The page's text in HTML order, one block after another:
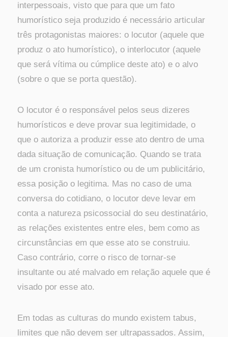
interpessoais, visto que para que um fato
humorístico seja produzido é necessário articular
três protagonistas maiores: o locutor (aquele que
produz o ato humorístico), o interlocutor (aquele
que será vítima ou cúmplice deste ato) e o alvo
(sobre o que se porta questão).
O locutor é o responsável pelos seus dizeres
humorísticos e deve provar sua legitimidade, o
que o autoriza a produzir esse ato dentro de uma
dada situação de comunicação. Quando se trata
de um cronista humorístico ou de um publicitário,
essa posição o legitima. Mas no caso de uma
conversa do cotidiano, o locutor deve levar em
conta a natureza psicossocial do seu destinatário,
as relações existentes entre eles, bem como as
circunstâncias em que esse ato se construiu.
Caso contrário, corre o risco de tornar-se
insultante ou até malvado em relação aquele que é
visado por esse ato.
Em todas as culturas do mundo existem tabus,
limites que não devem ser ultrapassados. Assim,